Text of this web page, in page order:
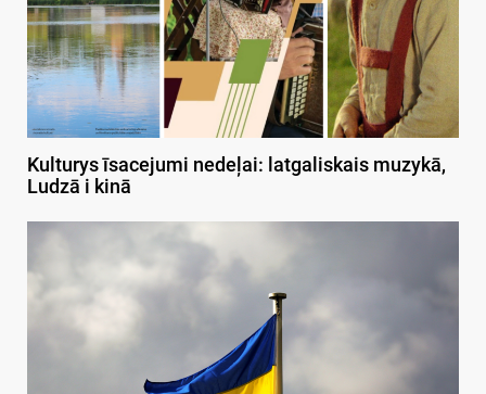
Kulturys īsacejumi nedeļai: latgaliskais muzykā,
Ludzā i kinā